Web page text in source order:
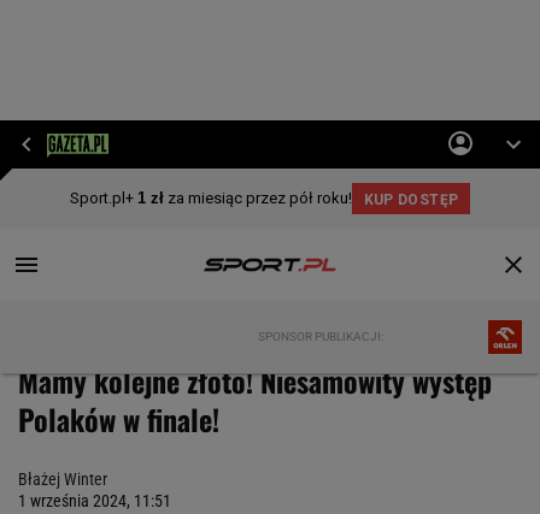
Mamy kolejne złoto!
Mamy kolejne złoto! Niesamowity występ
Polaków w finale!
Błażej Winter
1 września 2024, 11:51